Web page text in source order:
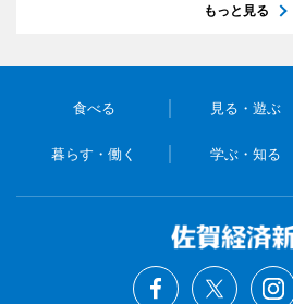
もっと見る
食べる 見る・遊ぶ
暮らす・働く 学ぶ・知る